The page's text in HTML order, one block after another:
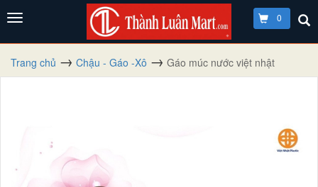
0
Trang chủ Chậu - Gáo -Xô Gáo múc nước việt nhật